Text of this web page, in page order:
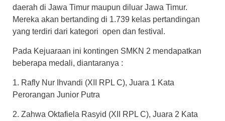
daerah di Jawa Timur maupun diluar Jawa Timur.
Mereka akan bertanding di 1.739 kelas pertandingan
yang terdiri dari kategori open dan festival.
Pada Kejuaraan ini kontingen SMKN 2 mendapatkan
beberapa medali, diantaranya :
1. Rafly Nur Ihvandi (XII RPL C), Juara 1 Kata
Perorangan Junior Putra
2. Zahwa Oktafiela Rasyid (XII RPL C), Juara 2 Kata